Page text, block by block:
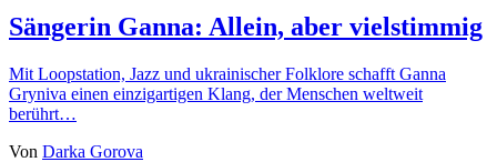
Sängerin Ganna: Allein, aber vielstimmig
Mit Loopstation, Jazz und ukrainischer Folklore schafft Ganna
Gryniva einen einzigartigen Klang, der Menschen weltweit
berührt…
Von Darka Gorova